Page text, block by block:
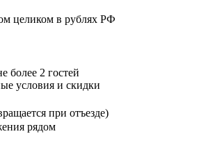
целиком в рублях РФ
более 2 гостей
условия и скидки
при отъезде)
рядом